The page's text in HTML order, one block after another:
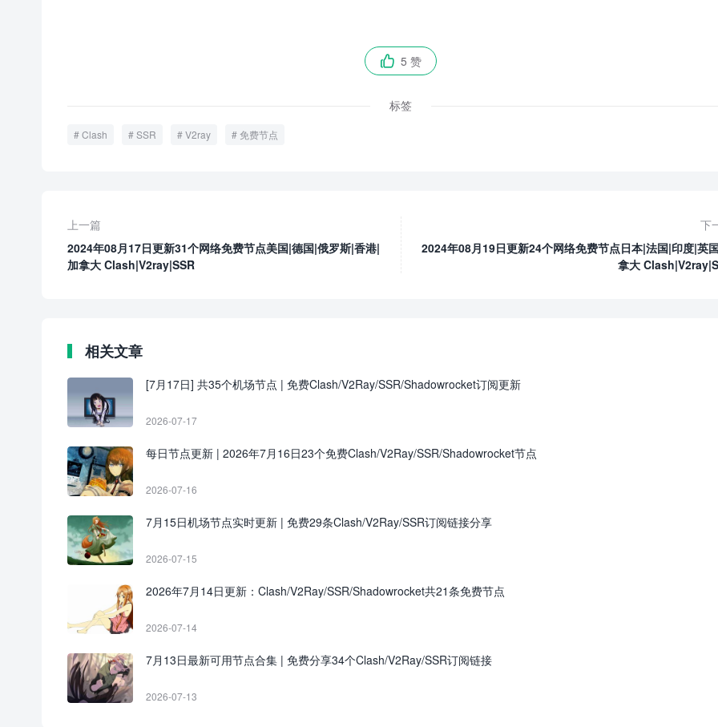
 5 赞
标签
Clash SSR V2ray 免费节点
上一篇
2024年08月17日更新31个网络免费节点美国|德国|俄罗斯|香港|
加拿大 Clash|V2ray|SSR
下
2024年08月19日更新24个网络免费节点日本|法国|印度|英
拿大
相关文章
[7月17日] 共35个机场节点 | 免费Clash/V2Ray/SSR/Shadowrocket订阅更新
2026-07-17
每日节点更新 | 2026年7月16日23个免费Clash/V2Ray/SSR/Shadowrocket节点
2026-07-16
7月15日机场节点实时更新 | 免费29条Clash/V2Ray/SSR订阅链接分享
2026-07-15
2026年7月14日更新：Clash/V2Ray/SSR/Shadowrocket共21条免费节点
2026-07-14
7月13日最新可用节点合集 | 免费分享34个Clash/V2Ray/SSR订阅链接
2026-07-13